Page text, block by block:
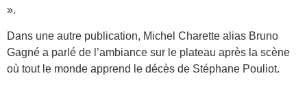
».
Dans une autre publication, Michel Charette alias Bruno
Gagné a parlé de l’ambiance sur le plateau après la scène
où tout le monde apprend le décès de Stéphane Pouliot.